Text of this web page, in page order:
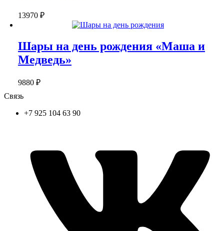
13970 ₽
Шары на день рождения «Маша и
Медведь»
9880 ₽
Связь
+7 925 104 63 90